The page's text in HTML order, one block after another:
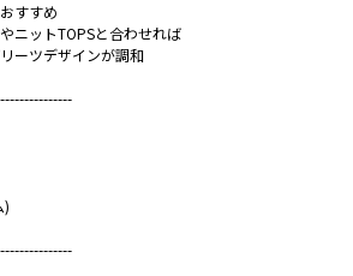
すすめ
ニットTOPSと合わせれば
ーツデザインが調和
)